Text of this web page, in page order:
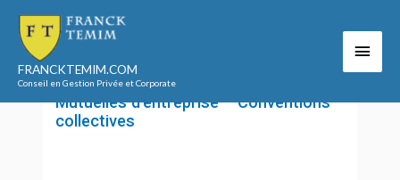
Aller
contenu
FRANCKTEMIM.COM
Conseil en Gestion Privée et Corporate
Accueil
Mutuelles d’entreprise ou privée
Mutuelles d’entreprise – Conventions collectives
Mutuelles d’entreprise – Conventions
collectives